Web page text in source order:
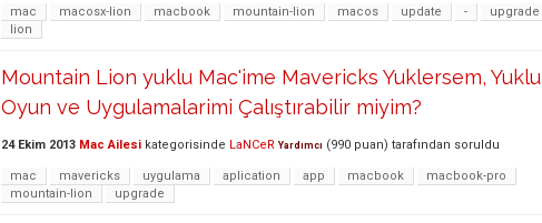
mac macosx-lion macbook mountain-lion macos update -
upgrade
lion
Mountain Lion yuklu Mac'ime Mavericks Yuklersem, Yuklu
Oyun ve Uygulamalarimi Çalıştırabilir miyim?
24 Ekim 2013 Mac Ailesi kategorisinde LaNCeR Yardımcı (990 puan) tarafından soruldu
mac mavericks uygulama aplication app macbook
macbook-pro
mountain-lion
upgrade